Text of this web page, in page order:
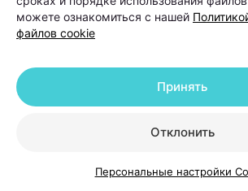
Пересадка волос часто
универсальное решение
как один из вариантов лечения,
шаг для любого пациента с
можете ознакомиться с нашей
файлов cookie
Отклонить
Принять
Персональные настройки